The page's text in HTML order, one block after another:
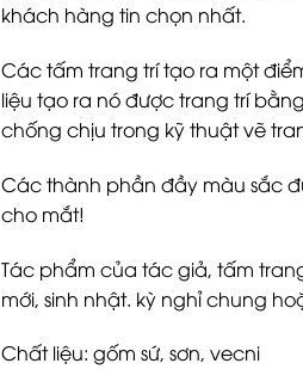
khách hàng tin chọn nhất.
Các tấm trang trí tạo ra một
liệu tạo ra nó được trang trí
chống chịu trong kỹ thuật vẽ
Các thành phần đầy màu sắc
cho mắt!
Tác phẩm của tác giả, tấm
mới, sinh nhật. kỳ nghỉ chung
Chất liệu: gốm sứ, sơn, vecni